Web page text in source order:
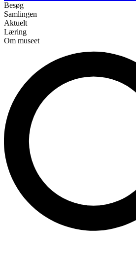
Besøg
Samlingen
Aktuelt
Læring
Om museet